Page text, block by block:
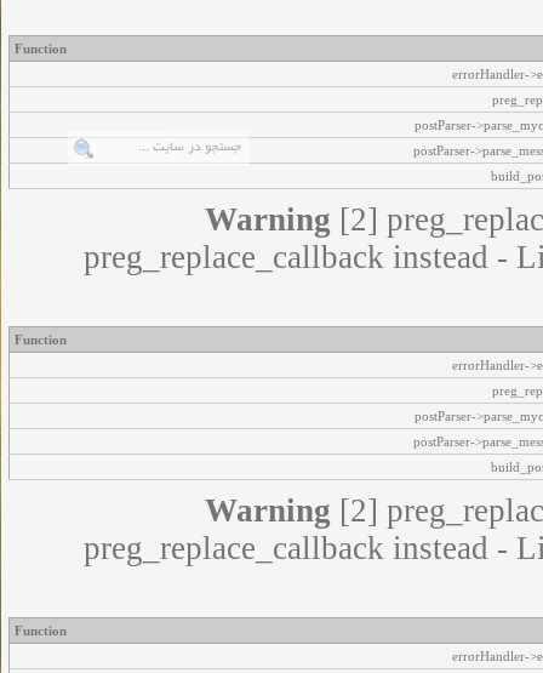
Function
errorHandler-
postParser-
postParser-
Warning [2]
preg_replace_callback instead -
Function
errorHandler-
postParser-
postParser-
Warning [2]
preg_replace_callback instead -
Function
errorHandler-